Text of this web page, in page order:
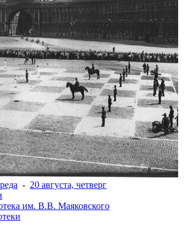
- 20 августа, четверг
им. В.В. Маяковского